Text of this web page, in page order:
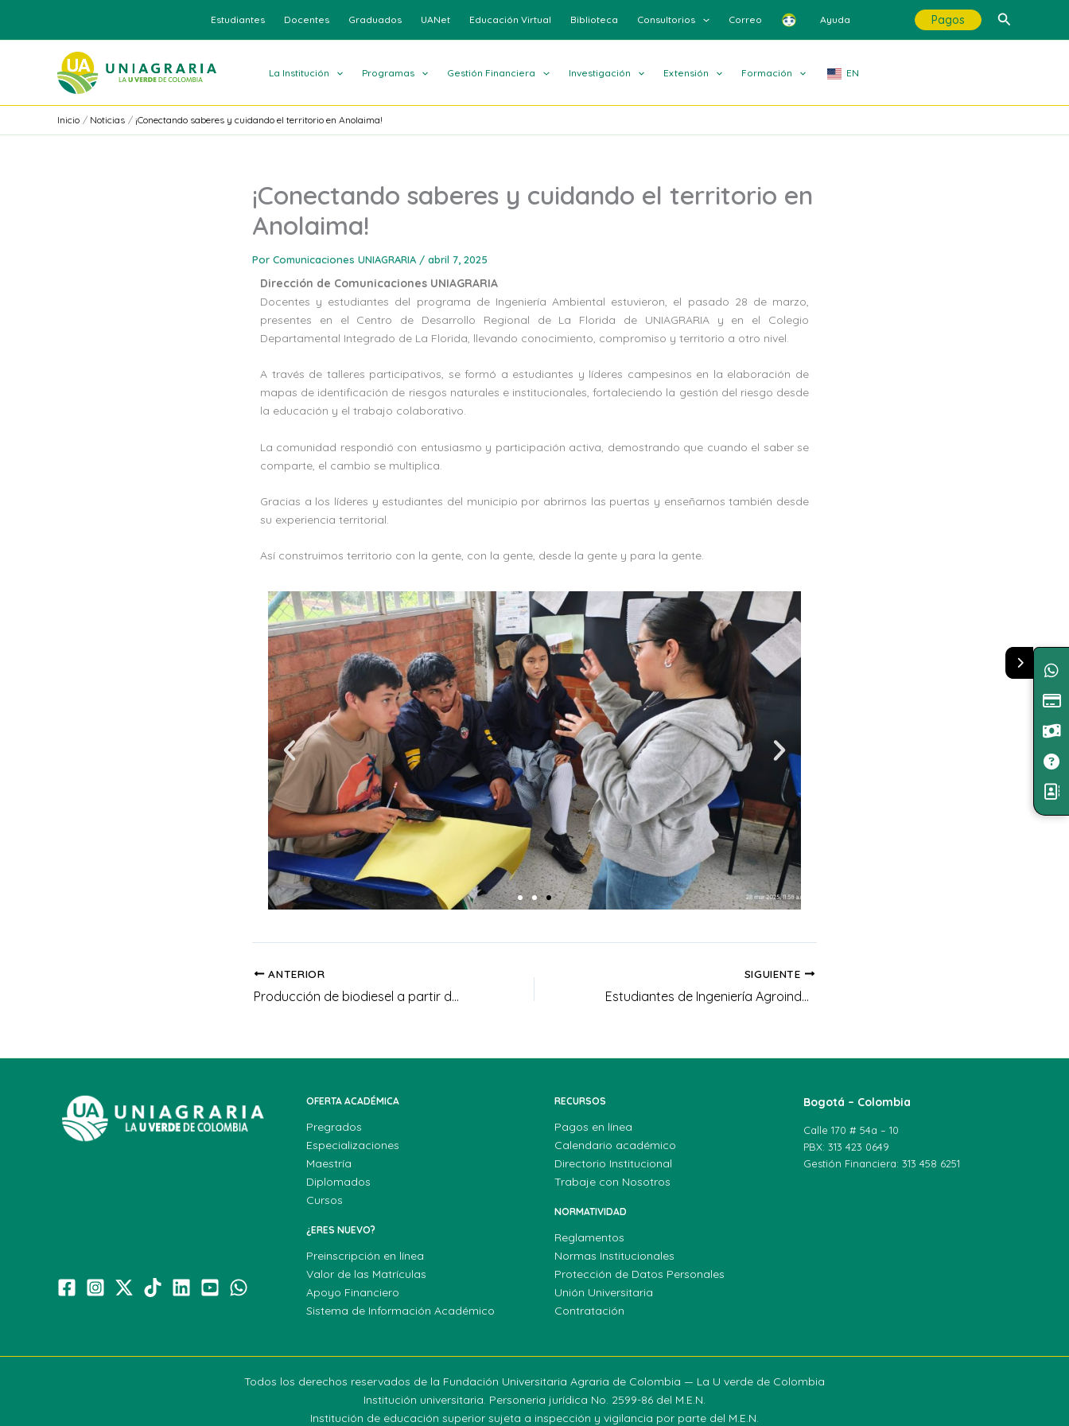
contenido
Estudiantes Docentes Graduados UANet Educación Virtual Biblioteca Consultorios Correo Ayuda Pagos Buscar
La Institución Programas Gestión Financiera Investigación Extensión Formación EN
Inicio Noticias ¡Conectando saberes y cuidando el territorio en Anolaima!
¡Conectando saberes y cuidando el territorio en
Anolaima!
Por Comunicaciones UNIAGRARIA / abril 7, 2025
Dirección de Comunicaciones UNIAGRARIA
Docentes y estudiantes del programa de Ingeniería Ambiental estuvieron, el pasado 28 de marzo,
presentes en el Centro de Desarrollo Regional de La Florida de UNIAGRARIA y en el Colegio
Departamental Integrado de La Florida, llevando conocimiento, compromiso y territorio a otro nivel.
A través de talleres participativos, se formó a estudiantes y líderes campesinos en la elaboración de
mapas de identificación de riesgos naturales e institucionales, fortaleciendo la gestión del riesgo desde
la educación y el trabajo colaborativo.
La comunidad respondió con entusiasmo y participación activa, demostrando que cuando el saber se
comparte, el cambio se multiplica.
Gracias a los líderes y estudiantes del municipio por abrirnos las puertas y enseñarnos también desde
su experiencia territorial.
Así construimos territorio con la gente, con la gente, desde la gente y para la gente.
ANTERIOR
Producción de biodiesel a partir de aceite refinado de palma mediante transesterificación con etanol y estudio del efecto en una planta térmica piloto: caracterización física y medio ambiental
SIGUIENTE
Estudiantes de Ingeniería Agroindustrial visitan la empresa Forbio y fortalecen su aprendizaje en biotecnología aplicada al agro
OFERTA ACADÉMICA
Pregrados
Especializaciones
Maestría
Diplomados
Cursos
¿ERES NUEVO?
Preinscripción en línea
Valor de las Matrículas
Apoyo Financiero
Sistema de Información Académico
RECURSOS
Pagos en línea
Calendario académico
Directorio Institucional
Trabaje con Nosotros
NORMATIVIDAD
Reglamentos
Normas Institucionales
Protección de Datos Personales
Unión Universitaria
Contratación
Bogotá – Colombia
Calle 170 # 54a – 10
PBX: 313 423 0649
Gestión Financiera: 313 458 6251
Todos los derechos reservados de la Fundación Universitaria Agraria de Colombia — La U verde de Colombia
Institución universitaria. Personeria jurídica No. 2599-86 del M.E.N.
Institución de educación superior sujeta a inspección y vigilancia por parte del M.E.N.